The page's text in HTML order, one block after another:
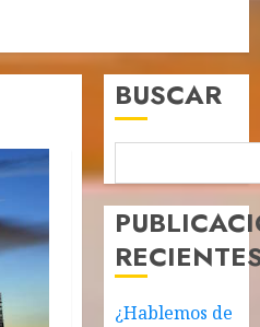
BUSCAR
¿Hablemos de